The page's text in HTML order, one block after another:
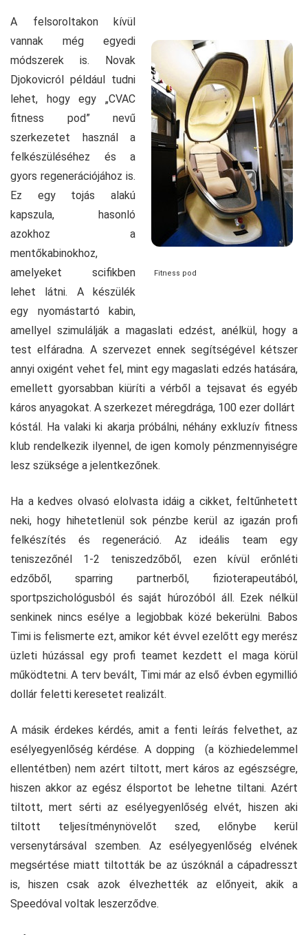
Fitness pod
A felsoroltakon kívül
vannak még egyedi
módszerek is. Novak
Djokovicról például tudni
lehet, hogy egy „CVAC
fitness pod” nevű
szerkezetet használ a
felkészüléséhez és a
gyors regenerációjához is.
Ez egy tojás alakú
kapszula, hasonló
azokhoz a
mentőkabinokhoz,
amelyeket scifikben
lehet látni. A készülék
egy nyomástartó kabin,
amellyel szimulálják a magaslati edzést, anélkül, hogy a
test elfáradna. A szervezet ennek segítségével kétszer
annyi oxigént vehet fel, mint egy magaslati edzés hatására,
emellett gyorsabban kiüríti a vérből a tejsavat és egyéb
káros anyagokat. A szerkezet méregdrága, 100 ezer dollárt
kóstál. Ha valaki ki akarja próbálni, néhány exkluzív fitness
klub rendelkezik ilyennel, de igen komoly pénzmennyiségre
lesz szüksége a jelentkezőnek.
Ha a kedves olvasó elolvasta idáig a cikket, feltűnhetett
neki, hogy hihetetlenül sok pénzbe kerül az igazán profi
felkészítés és regeneráció. Az ideális team egy
teniszezőnél 1-2 teniszedzőből, ezen kívül erőnléti
edzőből, sparring partnerből, fizioterapeutából,
sportpszichológusból és saját húrozóból áll. Ezek nélkül
senkinek nincs esélye a legjobbak közé bekerülni. Babos
Timi is felismerte ezt, amikor két évvel ezelőtt egy merész
üzleti húzással egy profi teamet kezdett el maga körül
működtetni. A terv bevált, Timi már az első évben egymillió
dollár feletti keresetet realizált.
A másik érdekes kérdés, amit a fenti leírás felvethet, az
esélyegyenlőség kérdése. A dopping (a közhiedelemmel
ellentétben) nem azért tiltott, mert káros az egészségre,
hiszen akkor az egész élsportot be lehetne tiltani. Azért
tiltott, mert sérti az esélyegyenlőség elvét, hiszen aki
tiltott teljesítménynövelőt szed, előnybe kerül
versenytársával szemben. Az esélyegyenlőség elvének
megsértése miatt tiltották be az úszóknál a cápadresszt
is, hiszen csak azok élvezhették az előnyeit, akik a
Speedóval voltak leszerződve.